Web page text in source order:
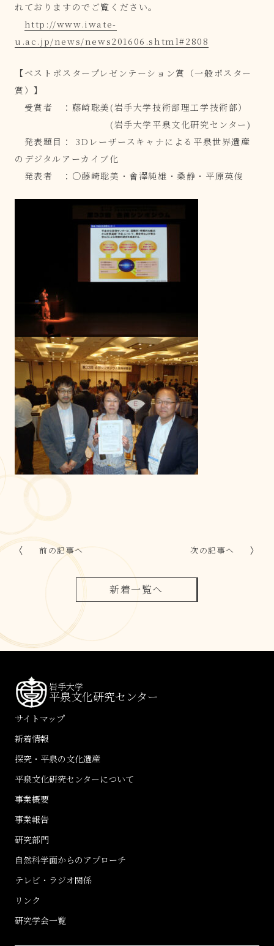
れておりますのでご覧ください。
http://www.iwate-
u.ac.jp/news/news201606.shtml#2808
【ベストポスタープレゼンテーション賞（一般ポスター
賞）】
受賞者 ：藤崎聡美(岩手大学技術部理工学技術部）
(岩手大学平泉文化研究センター)
発表題目： 3Dレーザースキャナによる平泉世界遺産
のデジタルアーカイブ化
発表者 ：○藤崎聡美・會澤純雄・桑静・平原英俊
前の記事へ
新着一覧へ
次の記事へ
岩手大学
平泉文化研究センター
サイトマップ
新着情報
探究・平泉の文化遺産
平泉文化研究センターについて
事業概要
事業報告
研究部門
自然科学面からのアプローチ
テレビ・ラジオ関係
リンク
研究学会一覧